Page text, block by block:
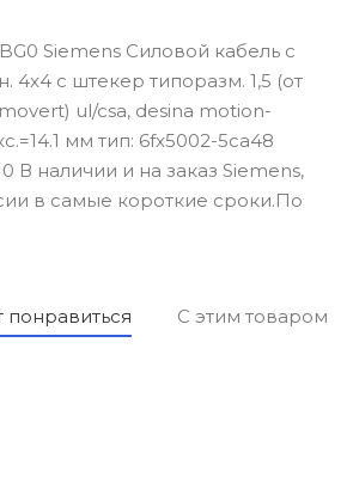
Siemens Силовой кабель с
4x4 c штекер типоразм. 1,5 (от
ul/csa, desina motion-
мм тип: 6fx5002-5ca48
В наличии и на заказ Siemens,
в самые короткие сроки.По
С этим товаром